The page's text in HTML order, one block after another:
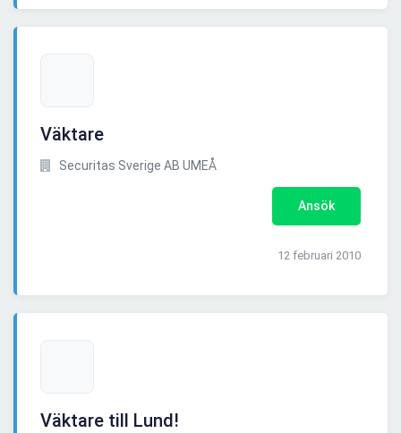
Väktare
Securitas Sverige AB UMEÅ
Ansök
12 februari 2010
Väktare till Lund!